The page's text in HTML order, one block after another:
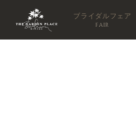
ブライダルフェア
FAIR